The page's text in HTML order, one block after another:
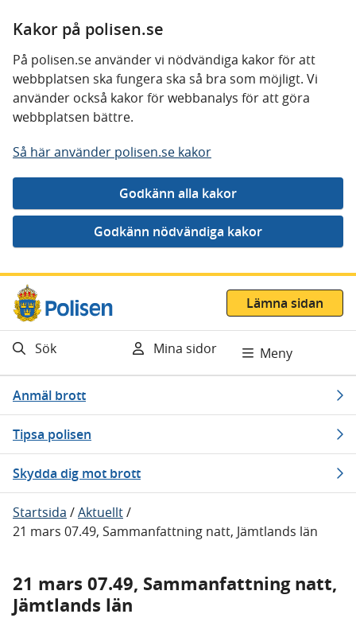
Kakor på polisen.se
På polisen.se använder vi nödvändiga kakor för att
webbplatsen ska fungera ska så bra som möjligt. Vi
använder också kakor för webbanalys för att göra
webbplatsen bättre.
Så här använder polisen.se kakor
Gå direkt till innehåll
Lämna sidan
Sök Mina sidor Meny
Anmäl brott
Tipsa polisen
Skydda dig mot brott
Startsida /Aktuellt/
21 mars 07.49, Sammanfattning natt, Jämtlands län
21 mars 07.49, Sammanfattning natt,
Jämtlands län